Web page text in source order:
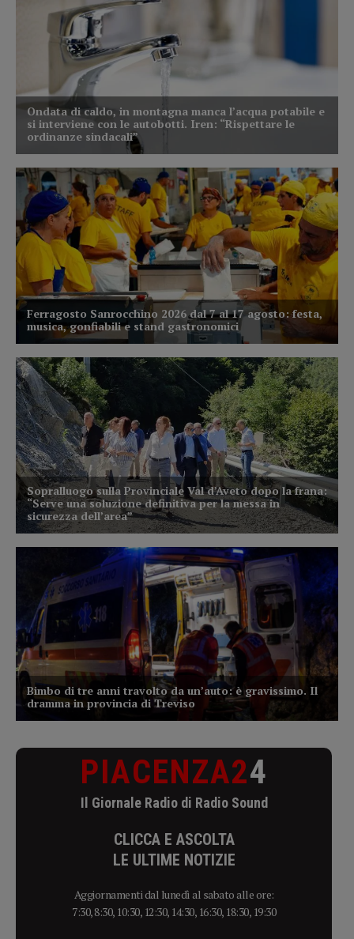
PIACENZA24
Il Giornale Radio di Radio Sound
CLICCA E ASCOLTA
LE ULTIME NOTIZIE
Aggiornamenti dal lunedì al sabato alle ore:
7:30, 8:30, 10:30, 12:30, 14:30, 16:30, 18:30, 19:30